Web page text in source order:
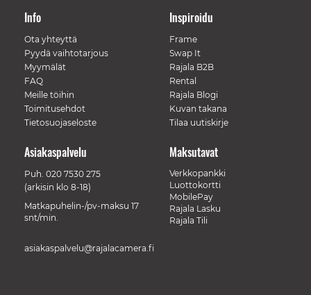
Info
Ota yhteyttä
Pyydä vaihtotarjous
Myymälät
FAQ
Meille töihin
Toimitusehdot
Tietosuojaseloste
Inspiroidu
Frame
Swap It
Rajala B2B
Rental
Rajala Blogi
Kuvan takana
Tilaa uutiskirje
Maksutavat
Verkkopankki
Luottokortti
MobilePay
Rajala Lasku
Rajala Tili
Asiakaspalvelu
Puh. 020 7530 275
(arkisin klo 8-18)
Matkapuhelin-/pv-maksu 17
snt/min.
asiakaspalvelu@rajalacamera.fi